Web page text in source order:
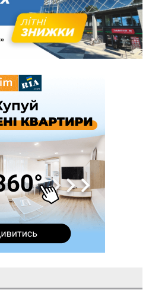
під час збирання ягід
немовля без
13 енергооб'єктів на окупованих
кількість заяв до університетів.
за місяць зросли на 10%, але до
далеко
біля АЗС, вийшов під заставу та
Пенсійний та заявив поліції про
пенсію
який виготовляв
синдикату
у жительки Коломийщини